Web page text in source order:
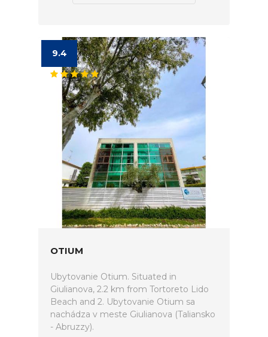
9.4
OTIUM
Ubytovanie Otium. Situated in
Giulianova, 2.2 km from Tortoreto Lido
Beach and 2. Ubytovanie Otium sa
nachádza v meste Giulianova (Taliansko
- Abruzzy).